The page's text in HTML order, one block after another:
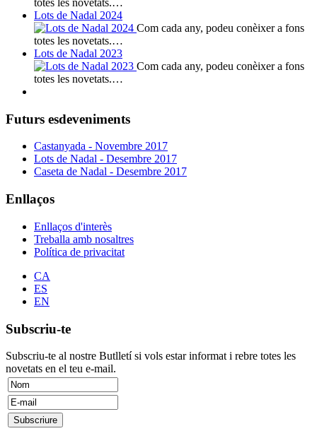
totes les novetats.…
Lots de Nadal 2024
Com cada any, podeu conèixer a fons
totes les novetats.…
Lots de Nadal 2023
Com cada any, podeu conèixer a fons
totes les novetats.…
Futurs esdeveniments
Castanyada - Novembre 2017
Lots de Nadal - Desembre 2017
Caseta de Nadal - Desembre 2017
Enllaços
Enllaços d'interès
Treballa amb nosaltres
Política de privacitat
CA
ES
EN
Subscriu-te
Subscriu-te al nostre Butlletí si vols estar informat i rebre totes les
novetats en el teu e-mail.